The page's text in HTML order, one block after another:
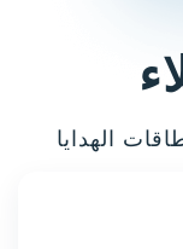
الهدايا